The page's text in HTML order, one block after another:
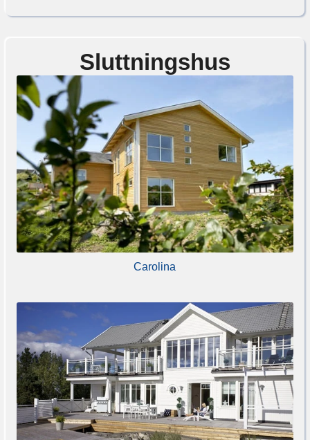
Sluttningshus
Carolina